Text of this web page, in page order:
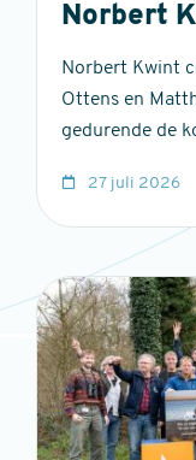
Norbert
Norbert Kwint
Ottens en
gedurende de
27 juli 2026